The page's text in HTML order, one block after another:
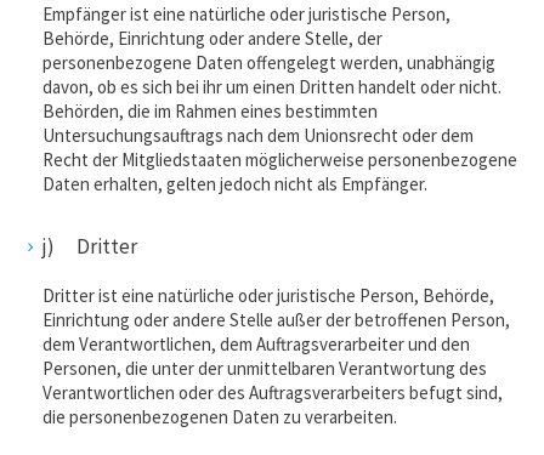
Empfänger ist eine natürliche oder juristische Person,
Behörde, Einrichtung oder andere Stelle, der
personenbezogene Daten offengelegt werden, unabhängig
davon, ob es sich bei ihr um einen Dritten handelt oder nicht.
Behörden, die im Rahmen eines bestimmten
Untersuchungsauftrags nach dem Unionsrecht oder dem
Recht der Mitgliedstaaten möglicherweise personenbezogene
Daten erhalten, gelten jedoch nicht als Empfänger.
j) Dritter
Dritter ist eine natürliche oder juristische Person, Behörde,
Einrichtung oder andere Stelle außer der betroffenen Person,
dem Verantwortlichen, dem Auftragsverarbeiter und den
Personen, die unter der unmittelbaren Verantwortung des
Verantwortlichen oder des Auftragsverarbeiters befugt sind,
die personenbezogenen Daten zu verarbeiten.